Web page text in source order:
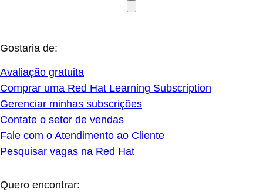
Gostaria de:
Avaliação gratuita
Comprar uma Red Hat Learning Subscription
Gerenciar minhas subscrições
Contate o setor de vendas
Fale com o Atendimento ao Cliente
Pesquisar vagas na Red Hat
Quero encontrar: